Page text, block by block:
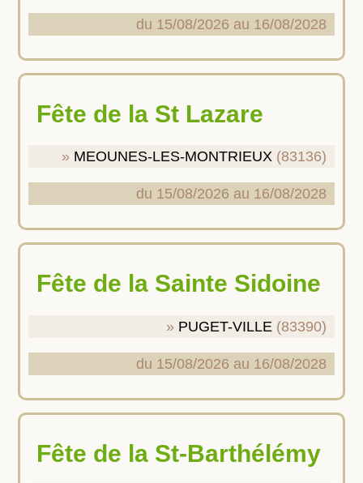
du 15/08/2026 au 16/08/2028
Fête de la St Lazare
MEOUNES-LES-MONTRIEUX (83136)
du 15/08/2026 au 16/08/2028
Fête de la Sainte Sidoine
PUGET-VILLE (83390)
du 15/08/2026 au 16/08/2028
Fête de la St-Barthélémy